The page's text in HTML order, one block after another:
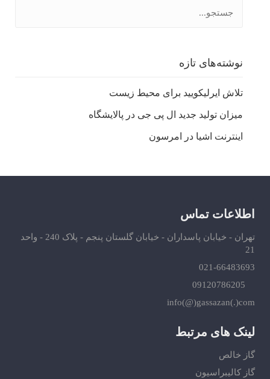
نوشته‌های تازه
تلاش ایرلیکویید برای محیط زیست
میزان تولید جدید ال پی جی در پالایشگاه
اینترنت اشیا در امرسون
اطلاعات تماس
تهران - خیابان پاسداران - خیابان گلستان پنجم - پلاک 240 - واحد
21
021-66483693
info(@)gassazan(.)com
لینک های مرتبط
گاز خالص
گاز کالیبراسیون